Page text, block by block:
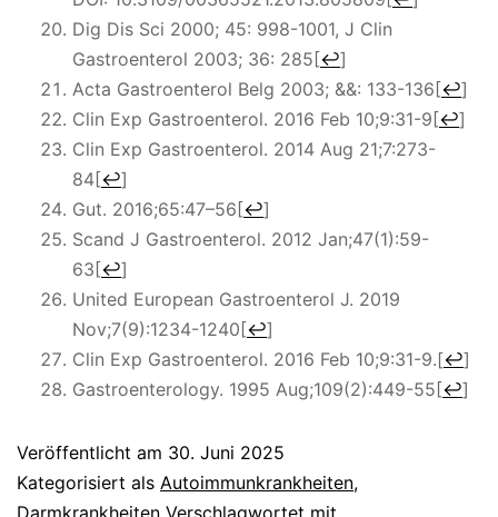
Dig Dis Sci 2000; 45: 998-1001, J Clin
Gastroenterol 2003; 36: 285[↩]
Acta Gastroenterol Belg 2003; &&: 133-136[↩]
Clin Exp Gastroenterol. 2016 Feb 10;9:31-9[↩]
Clin Exp Gastroenterol. 2014 Aug 21;7:273-
84[↩]
Gut. 2016;65:47–56[↩]
Scand J Gastroenterol. 2012 Jan;47(1):59-
63[↩]
United European Gastroenterol J. 2019
Nov;7(9):1234-1240[↩]
Clin Exp Gastroenterol. 2016 Feb 10;9:31-9.[↩]
Gastroenterology. 1995 Aug;109(2):449-55[↩]
Veröffentlicht am 30. Juni 2025
Kategorisiert als Autoimmunkrankheiten,
Darmkrankheiten Verschlagwortet mit